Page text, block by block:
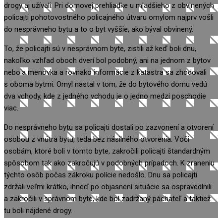
drogy aj užívali. Pri domovej prehliadke u mladšieho z obvinených
policajti pohotovostného policajného útvaru omylom najprv vošli
do nesprávneho bytu a to o byt vyššie, ako býval obvinený.
To, že policajti sú v nesprávnom byte, zistili až keď boli dnu,
nakoľko vzhľad oboch dverí bol podobný, ani na jednom z bytov
nebola menovka a rovnako informácie z katastra sa zhodovali
s oboma bytmi. Omyl nastal v tom, že do bytového domu vedú
dva vchody, kde z jedného vchodu je o jedno medzi poschodie
viac.
Do nesprávneho bytu sa policajti dostali po zazvonení a otvorení
osobou z vnútra bytu, teda bez násilného otvorenia. Voči
osobám, ktoré boli v tomto byte, zakročili policajti štandardným
spôsobom tak ako zakročujú v podobných prípadoch. K zraneniu
týchto osôb počas zákroku polície nedošlo. Dnu sa policajti
zdržali veľmi krátko, ihneď po objasnení situácie sa ospravedlnili
a zakročili v správnom byte, kde bol zadržaný páchateľ a taktiež
tu boli nájdené drogy.